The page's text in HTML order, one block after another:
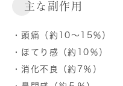
主な副作用
・頭痛（約10～15％）
・ほてり感（約10％）
・消化不良（約7％）